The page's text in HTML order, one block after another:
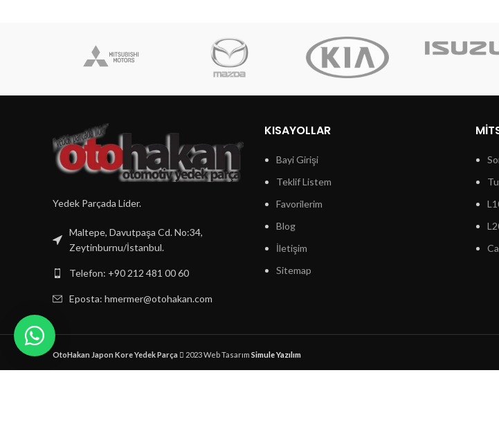
Yedek Parçada Lider.
Maltepe, Davutpaşa Cd. No:34,
Zeytinburnu/İstanbul.
Telefon: +90 212 481 00 60
Eposta: hmermer@otohakan.com
KISAYOLLAR
Bayi Girişi
Teklif Listem
Favorilerim
Blog
İletişim
Sitemap
OtoHakan Japon Kore Yedek Parça 2023 Web Tasarım Simule Yazılım